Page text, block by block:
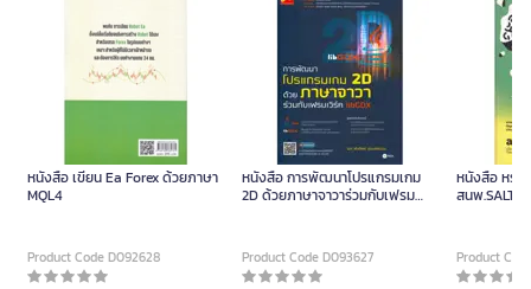
หนังสือ เขียน Ea Forex ด้วยภาษา
MQL4
Product Code D092628
หนังสือ การพัฒนาโปรแกรมเกม
2D ด้วยภาษาจาวาร่วมกับเฟรม
Product Code D093627
หนังสือ หร
สนพ.SALT
Product